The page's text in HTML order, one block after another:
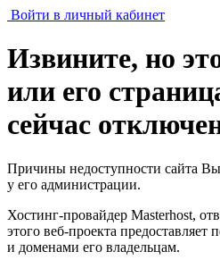
Войти в личный кабинет
Извините, но
или его
сейчас
Причины недоступности сайта
у его администрации.
Хостинг-провайдер Masterhost,
этого веб-проекта предоставляет
и доменами его владельцам.